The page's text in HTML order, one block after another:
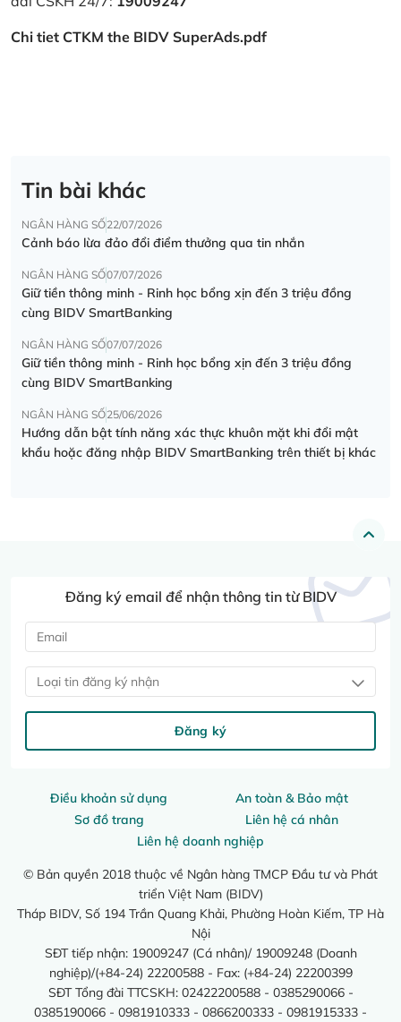
Chi tiet CTKM the BIDV SuperAds.pdf
Tin bài khác
NGÂN HÀNG SỐ22/07/2026
Cảnh báo lừa đảo đổi điểm thưởng qua tin nhắn
NGÂN HÀNG SỐ07/07/2026
Giữ tiền thông minh - Rinh học bổng xịn đến 3 triệu đồng
cùng BIDV SmartBanking
NGÂN HÀNG SỐ07/07/2026
Giữ tiền thông minh - Rinh học bổng xịn đến 3 triệu đồng
cùng BIDV SmartBanking
NGÂN HÀNG SỐ25/06/2026
Hướng dẫn bật tính năng xác thực khuôn mặt khi đổi mật
khẩu hoặc đăng nhập BIDV SmartBanking trên thiết bị khác
Điều khoản sử dụng
An toàn & Bảo mật
Sơ đồ trang
Liên hệ cá nhân
Liên hệ doanh nghiệp
© Bản quyền 2018 thuộc về Ngân hàng TMCP Đầu tư và Phát
triển Việt Nam (BIDV)
Tháp BIDV, Số 194 Trần Quang Khải, Phường Hoàn Kiếm, TP Hà
Nội
SĐT tiếp nhận: 19009247 (Cá nhân)/ 19009248 (Doanh
nghiệp)/(+84-24) 22200588 - Fax: (+84-24) 22200399
SĐT Tổng đài TTCSKH: 02422200588 - 0385290066 -
0385190066 - 0981910333 - 0866200333 - 0981915333 -
Đăng ký email để nhận thông tin từ BIDV
Loại tin đăng ký nhận
Đăng ký